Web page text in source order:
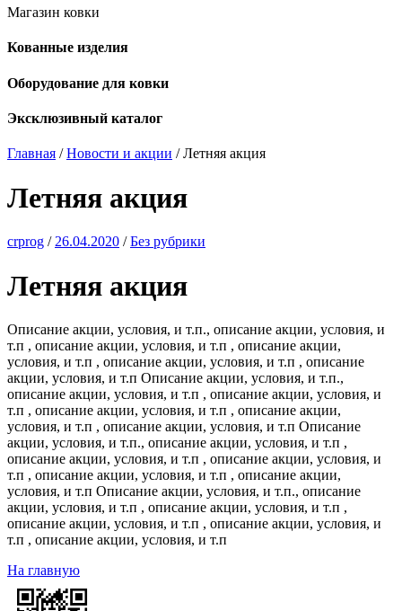
Магазин ковки
Кованные изделия
Оборудование для ковки
Эксклюзивный каталог
Главная /Новости и акции /Летняя акция
Летняя акция
crprog / 26.04.2020 / Без рубрики
Летняя акция
Описание акции, условия, и т.п., описание акции, условия, и
т.п , описание акции, условия, и т.п , описание акции,
условия, и т.п , описание акции, условия, и т.п , описание
акции, условия, и т.п ‍Описание акции, условия, и т.п.,
описание акции, условия, и т.п , описание акции, условия, и
т.п , описание акции, условия, и т.п , описание акции,
условия, и т.п , описание акции, условия, и т.п ‍Описание
акции, условия, и т.п., описание акции, условия, и т.п ,
описание акции, условия, и т.п , описание акции, условия, и
т.п , описание акции, условия, и т.п , описание акции,
условия, и т.п ‍Описание акции, условия, и т.п., описание
акции, условия, и т.п , описание акции, условия, и т.п ,
описание акции, условия, и т.п , описание акции, условия, и
т.п , описание акции, условия, и т.п ‍
На главную